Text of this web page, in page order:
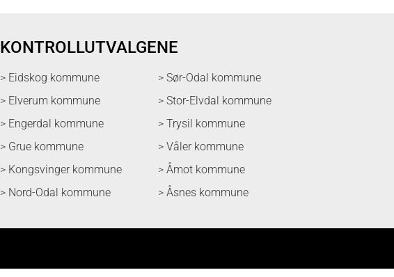
KONTROLLUTVALGENE
> Eidskog kommune
> Elverum kommune
> Engerdal kommune
> Grue kommune
> Kongsvinger kommune
> Nord-Odal kommune
> Sør-Odal kommune
> Stor-Elvdal kommune
> Trysil kommune
> Våler kommune
> Åmot kommune
> Åsnes kommune